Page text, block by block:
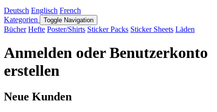
Deutsch Englisch French
Kategorien
Toggle Navigation
Bücher Hefte Poster/Shirts Sticker Packs Sticker Sheets Läden
Anmelden oder Benutzerkonto
erstellen
Neue Kunden